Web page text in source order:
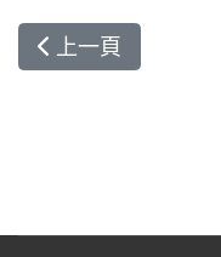
上一篇文章: 慈濟
上一頁